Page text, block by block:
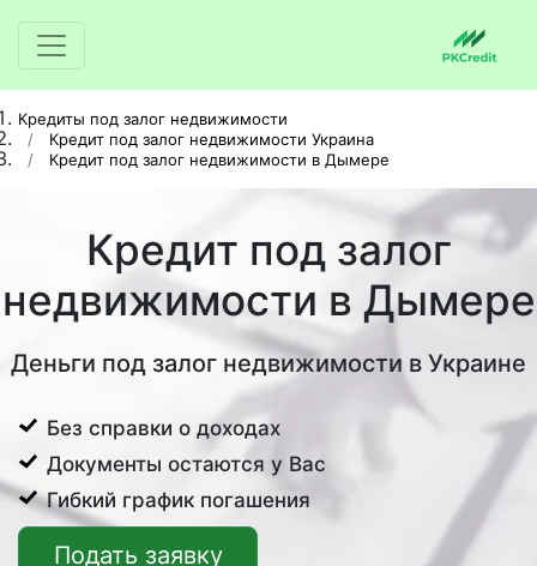
Кредиты под залог недвижимости
Кредит под залог недвижимости Украина
Кредит под залог недвижимости в Дымере
Кредит под залог
недвижимости в Дымере
Деньги под залог недвижимости в Украине
Без справки о доходах
Документы остаются у Вас
Гибкий график погашения
Подать заявку